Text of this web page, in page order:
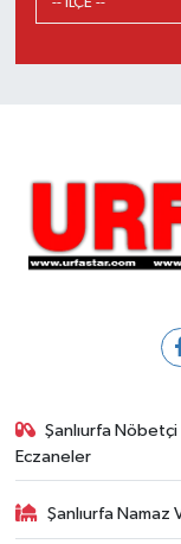
Şanlıurfa Nöbetçi
Eczaneler
Şanlıurfa Namaz